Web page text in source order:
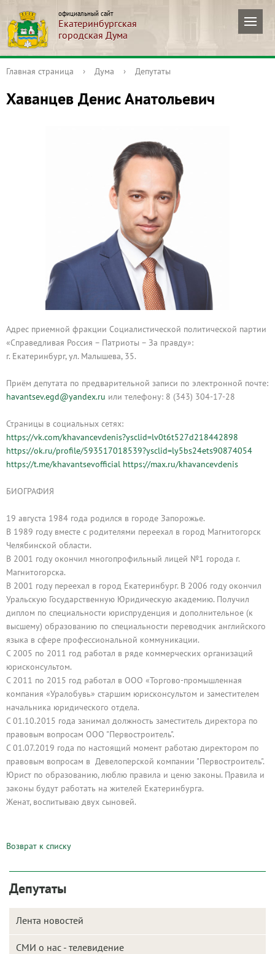
официальный сайт
Екатеринбургская
городская Дума
Главная страница › Дума › Депутаты
Хаванцев Денис Анатольевич
Адрес приемной фракции Социалистической политической партии
«Справедливая Россия – Патриоты – За правду»:
г. Екатеринбург, ул. Малышева, 35.
Приём депутата по предварительной записи по электронной почте:
havantsev.egd@yandex.ru или телефону: 8 (343) 304-17-28
Страницы в социальных сетях:
https://vk.com/khavancevdenis?ysclid=lv0t6t527d218442898
https://ok.ru/profile/593517018539?ysclid=ly5bs24ets90874054
https://t.me/khavantsevofficial https://max.ru/khavancevdenis
БИОГРАФИЯ
19 августа 1984 года родился в городе Запорожье.
В 1989 году вместе с родителями переехал в город Магнитогорск
Челябинской области.
В 2001 году окончил многопрофильный лицей №1 города г.
Магнитогорска.
В 2001 году переехал в город Екатеринбург. В 2006 году окончил
Уральскую Государственную Юридическую академию. Получил
диплом по специальности юриспруденция и дополнительное (к
высшему) образованию по специальности переводчик английского
языка в сфере профессиональной коммуникации.
С 2005 по 2011 год работал в ряде коммерческих организаций
юрисконсультом.
С 2011 по 2015 год работал в ООО «Торгово-промышленная
компания «Уралобувь» старшим юрисконсультом и заместителем
начальника юридического отдела.
С 01.10.2015 года занимал должность заместитель директора по
правовым вопросам ООО "Первостроитель".
С 01.07.2019 года по настоящий момент работаю директором по
правовым вопросам в Девелоперской компании "Первостроитель".
Юрист по образованию, люблю правила и ценю законы. Правила и
законы будут работать на жителей Екатеринбурга.
Женат, воспитываю двух сыновей.
Возврат к списку
Депутаты
Лента новостей
СМИ о нас - телевидение